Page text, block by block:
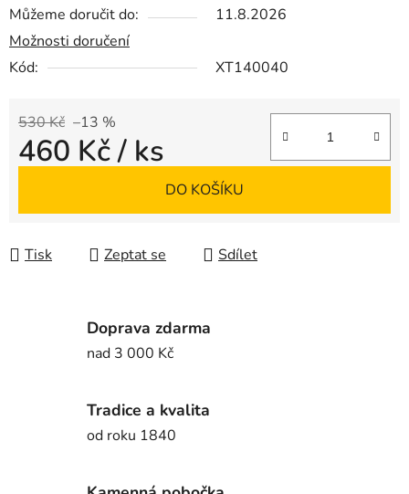
Můžeme doručit do:
11.8.2026
Možnosti doručení
Kód:
XT140040
530 Kč –13 %
460 Kč/ ks
DO KOŠÍKU
Tisk Zeptat se Sdílet
Doprava zdarma
nad 3 000 Kč
Tradice a kvalita
od roku 1840